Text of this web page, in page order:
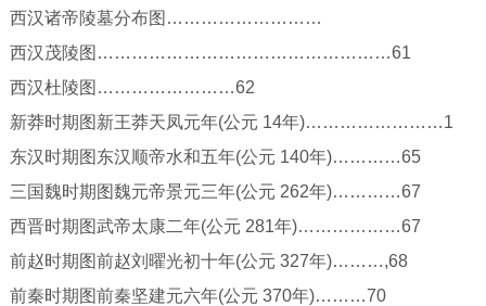
西汉诸帝陵墓分布图………………………
西汉茂陵图……………………………………………61
西汉杜陵图……………………62
新莽时期图新王莽天凤元年(公元 14年)……………………1
东汉时期图东汉顺帝水和五年(公元 140年)…………65
三国魏时期图魏元帝景元三年(公元 262年)…………67
西晋时期图武帝太康二年(公元 281年)………………67
前赵时期图前赵刘曜光初十年(公元 327年)………,68
前秦时期图前秦坚建元六年(公元 370年)………70